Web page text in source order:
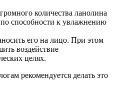
количества ланолина
способности к увлажнению
его на лицо. При этом
воздействие
целях.
рекомендуется делать это